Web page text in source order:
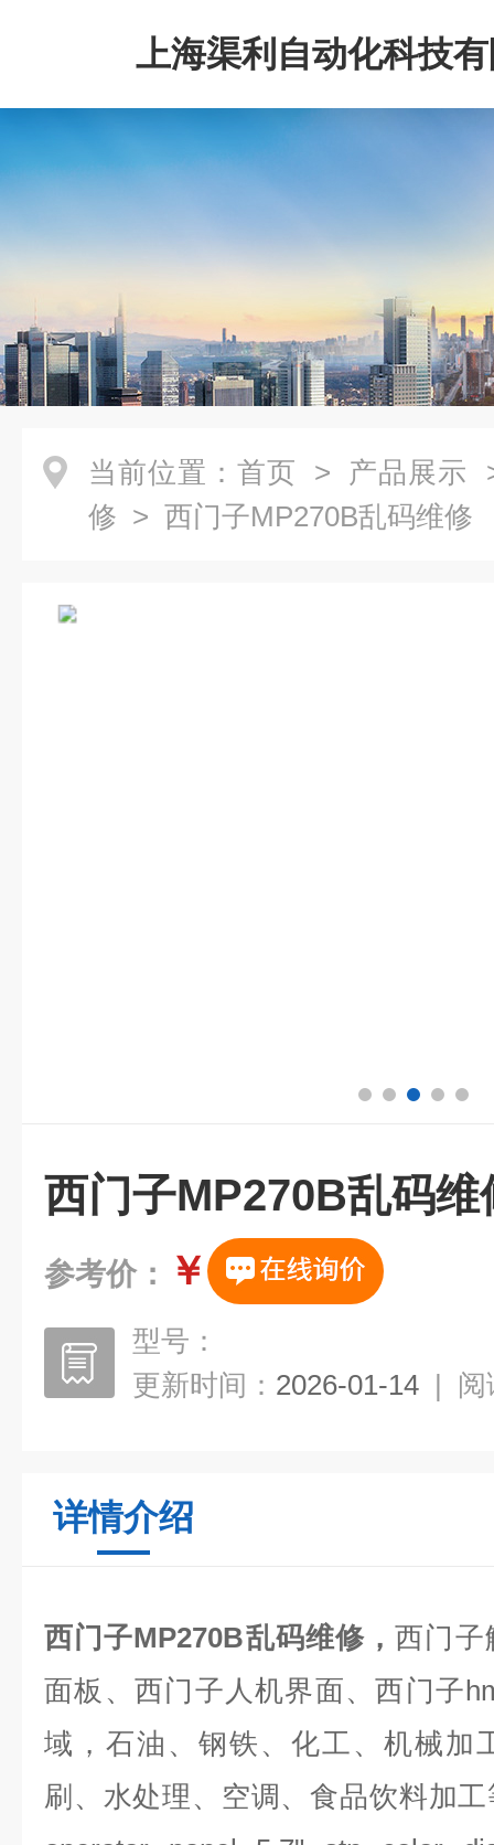
上海渠利自动化科技
当前位置： 首页 > 产品展示
修 > 西门子MP270B乱码维修
西门子MP270B乱码维
参考价： ￥
型号：
更新时间： 2026-01-14 | 阅
详情介绍
西门子MP270B乱码维修，西门子
面板、西门子人机界面、西门子
域，石油、钢铁、化工、机械加
刷、水处理、空调、食品饮料加